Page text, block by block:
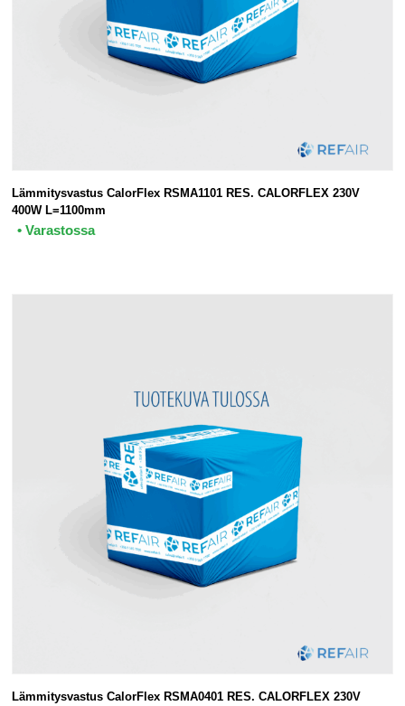
Lämmitysvastus CalorFlex RSMA1101 RES. CALORFLEX 230V
400W L=1100mm
• Varastossa
Lämmitysvastus CalorFlex RSMA0401 RES. CALORFLEX 230V